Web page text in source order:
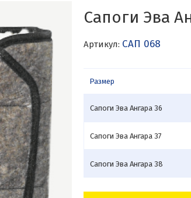
Сапоги Эва
Артикул: САП 068
Размер
Сапоги Эва Ангара 36
Сапоги Эва Ангара 37
Сапоги Эва Ангара 38